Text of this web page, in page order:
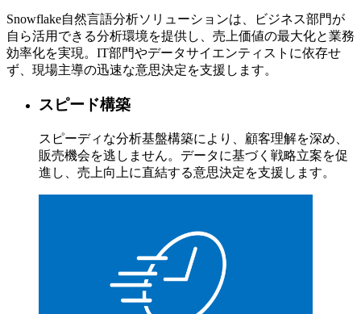
Snowflake自然言語分析ソリューションは、ビジネス部門が
自ら活用できる分析環境を提供し、売上価値の最大化と業務
効率化を実現。IT部門やデータサイエンティストに依存せ
ず、現場主導の迅速な意思決定を支援します。
スピード構築
スピーディな分析基盤構築により、顧客理解を深め、
販売機会を逃しません。データに基づく戦略立案を促
進し、売上向上に直結する意思決定を支援します。